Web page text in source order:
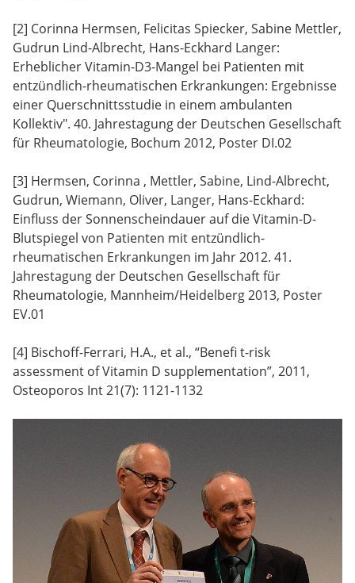
[2] Corinna Hermsen, Felicitas Spiecker, Sabine Mettler,
Gudrun Lind-Albrecht, Hans-Eckhard Langer:
Erheblicher Vitamin-D3-Mangel bei Patienten mit
entzündlich-rheumatischen Erkrankungen: Ergebnisse
einer Querschnittsstudie in einem ambulanten
Kollektiv". 40. Jahrestagung der Deutschen Gesellschaft
für Rheumatologie, Bochum 2012, Poster DI.02
[3] Hermsen, Corinna , Mettler, Sabine, Lind-Albrecht,
Gudrun, Wiemann, Oliver, Langer, Hans-Eckhard:
Einfluss der Sonnenscheindauer auf die Vitamin-D-
Blutspiegel von Patienten mit entzündlich-
rheumatischen Erkrankungen im Jahr 2012. 41.
Jahrestagung der Deutschen Gesellschaft für
Rheumatologie, Mannheim/Heidelberg 2013, Poster
EV.01
[4] Bischoff-Ferrari, H.A., et al., “Benefi t-risk
assessment of Vitamin D supplementation”, 2011,
Osteoporos Int 21(7): 1121-1132